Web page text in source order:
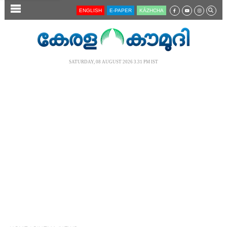
SECTIONS ENGLISH E-PAPER KĀZHCHA
SATURDAY, 08 AUGUST 2026 3.31 PM IST